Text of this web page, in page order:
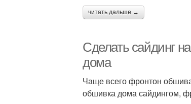
читать дальше →
Сделать сайдинг
дома
Чаще всего фронтон
обшивка дома сайдингом,